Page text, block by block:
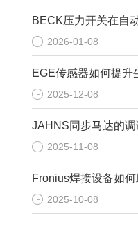
2026-01-08
2025-12-08
JAHNS同步马达的
2025-11-08
2025-10-08